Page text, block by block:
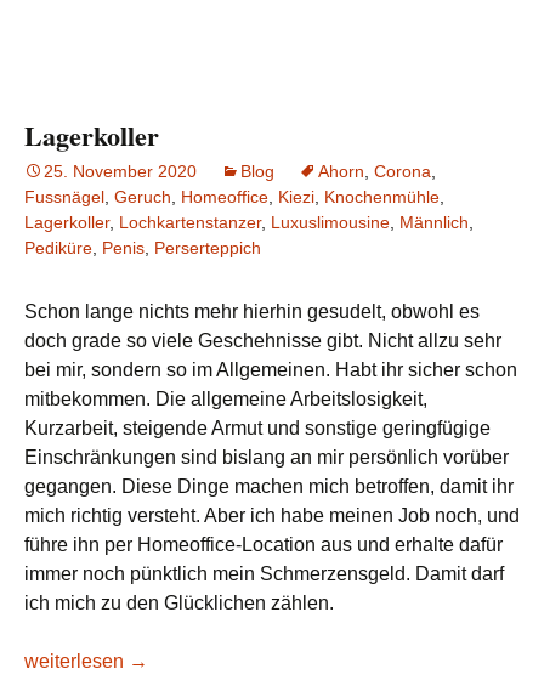
Lagerkoller
25. November 2020 Blog Ahorn, Corona,
Fussnägel, Geruch, Homeoffice, Kiezi, Knochenmühle,
Lagerkoller, Lochkartenstanzer, Luxuslimousine, Männlich,
Pediküre, Penis, Perserteppich
Schon lange nichts mehr hierhin gesudelt, obwohl es
doch grade so viele Geschehnisse gibt. Nicht allzu sehr
bei mir, sondern so im Allgemeinen. Habt ihr sicher schon
mitbekommen. Die allgemeine Arbeitslosigkeit,
Kurzarbeit, steigende Armut und sonstige geringfügige
Einschränkungen sind bislang an mir persönlich vorüber
gegangen. Diese Dinge machen mich betroffen, damit ihr
mich richtig versteht. Aber ich habe meinen Job noch, und
führe ihn per Homeoffice-Location aus und erhalte dafür
immer noch pünktlich mein Schmerzensgeld. Damit darf
ich mich zu den Glücklichen zählen.
Lagerkoller
weiterlesen →